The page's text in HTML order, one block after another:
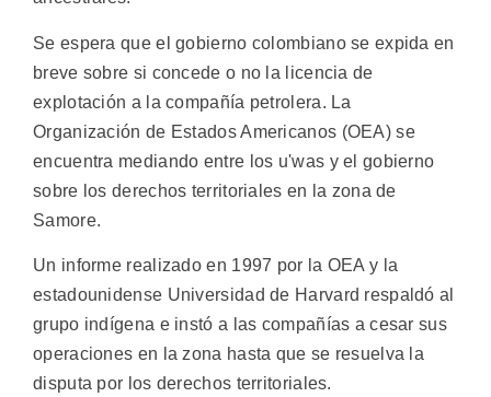
Se espera que el gobierno colombiano se expida en
breve sobre si concede o no la licencia de
explotación a la compañía petrolera. La
Organización de Estados Americanos (OEA) se
encuentra mediando entre los u'was y el gobierno
sobre los derechos territoriales en la zona de
Samore.
Un informe realizado en 1997 por la OEA y la
estadounidense Universidad de Harvard respaldó al
grupo indígena e instó a las compañías a cesar sus
operaciones en la zona hasta que se resuelva la
disputa por los derechos territoriales.